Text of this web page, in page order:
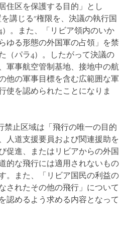
住区を保護する目的」とし
講じる"権限を、決議の執行国
。また、「リビア領内のいか
ゆる形態の外国軍の占領」を禁
（パラ4）。したがって決議の
軍事航空管制基地、接地中の航
他の軍事目標を含む広範囲な軍
使を認められたことになりま
禁止区域は「飛行の唯一の目的
人道支援要員および関連援助を
促進、またはリビアからの外国
的な飛行には適用されないもの
。また、「リビア国民の利益の
されたその他の飛行」について
認めるよう求める内容となって